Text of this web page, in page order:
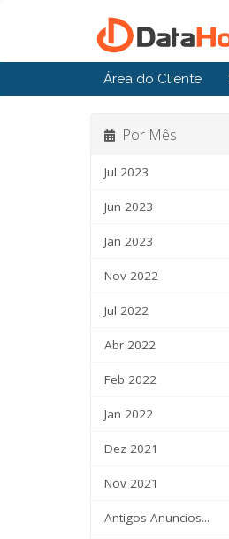
Área do Cliente
Por Mês
Jul 2023
Jun 2023
Jan 2023
Nov 2022
Jul 2022
Abr 2022
Feb 2022
Jan 2022
Dez 2021
Nov 2021
Antigos Anuncios...